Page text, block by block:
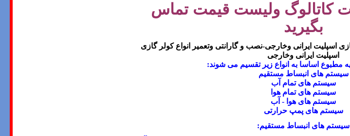
کاتالوگ ولیست قیمت تماس
بگیرید
ایرانی وخارجی-نصب و گارانتی وتعمیر انواع کولر گازی
اسپلیت ایرانی وخارجی
مطبوع اساسا به انواع زیر تقسیم می شوند:
سیستم های انبساط مستقیم
سیستم های تمام آب
سیستم های تمام هوا
سیستم های هوا - آب
سیستم های پمپ حرارتی
سیستم های انبساط مستقیم: